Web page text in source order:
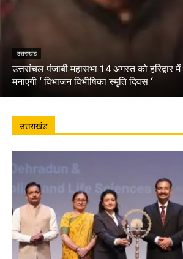
उत्तराखंड
उत्तरांचल पंजाबी महासभा 14 अगस्त को हरिद्वार में
मनाएगी ‘ विभाजन विभीषिका स्मृति दिवस ‘
उत्तराखंड